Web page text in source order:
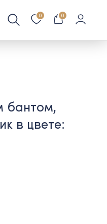
0 0
бантом,
в цвете: